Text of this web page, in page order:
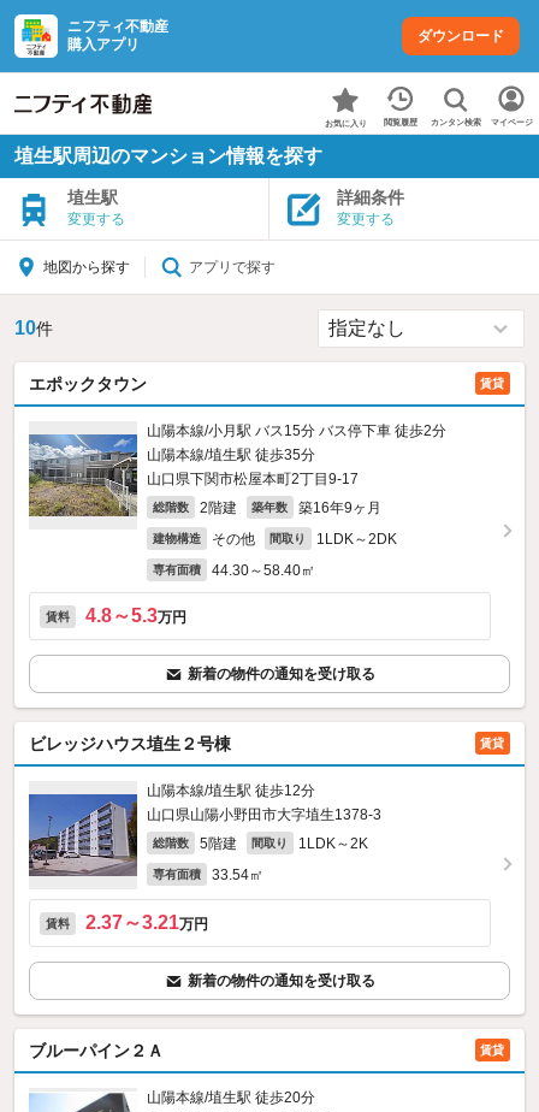
ニフティ不動産
購入アプリ
ダウンロード
お気に入り 閲覧履歴 カンタン検索 マイページ
埴生駅周辺のマンション情報を探す
埴生駅
変更する
詳細条件
変更する
地図から探す アプリで探す
10件
エポックタウン 賃貸
山陽本線/小月駅 バス15分 バス停下車 徒歩2分
山陽本線/埴生駅 徒歩35分
山口県下関市松屋本町2丁目9-17
総階数 2階建 築年数 築16年9ヶ月
建物構造 その他 間取り 1LDK～2DK
専有面積 44.30～58.40㎡
賃料 4.8～5.3万円
新着の物件の通知を受け取る
ビレッジハウス埴生２号棟 賃貸
山陽本線/埴生駅 徒歩12分
山口県山陽小野田市大字埴生1378‐3
総階数 5階建 間取り 1LDK～2K
専有面積 33.54㎡
賃料 2.37～3.21万円
新着の物件の通知を受け取る
ブルーパイン２Ａ 賃貸
山陽本線/埴生駅 徒歩20分